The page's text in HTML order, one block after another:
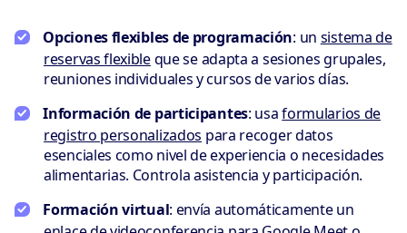
Opciones flexibles de programación: un sistema de
reservas flexibleque se adapta a sesiones grupales,
reuniones individuales y cursos de varios días.
Información de participantes: usaformularios de
registro personalizados para recoger datos
esenciales como nivel de experiencia o necesidades
alimentarias. Controla asistencia y participación.
Formación virtual: envía automáticamente un